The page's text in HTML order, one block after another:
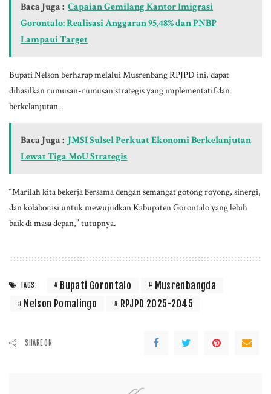
Baca Juga : Capaian Gemilang Kantor Imigrasi
Gorontalo: Realisasi Anggaran 95,48% dan PNBP
Lampaui Target
Bupati Nelson berharap melalui Musrenbang RPJPD ini, dapat
dihasilkan rumusan-rumusan strategis yang implementatif dan
berkelanjutan.
Baca Juga : JMSI Sulsel Perkuat Ekonomi Berkelanjutan
Lewat Tiga MoU Strategis
“Marilah kita bekerja bersama dengan semangat gotong royong, sinergi,
dan kolaborasi untuk mewujudkan Kabupaten Gorontalo yang lebih
baik di masa depan,” tutupnya.
TAGS: Bupati Gorontalo
Musrenbangda
Nelson Pomalingo
RPJPD 2025-2045
SHARE ON